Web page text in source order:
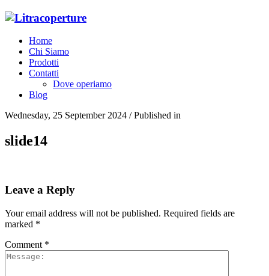
Home
Chi Siamo
Prodotti
Contatti
Dove operiamo
Blog
Wednesday, 25 September 2024 /Published in
slide14
Leave a Reply
Your email address will not be published. Required fields are
marked *
Comment *